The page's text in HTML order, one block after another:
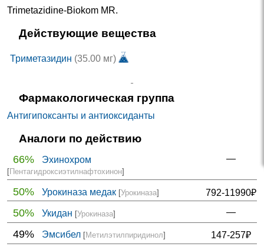
Trimetazidine-Biokom MR.
Действующие вещества
Триметазидин (35.00 мг)
Фармакологическая группа
Антигипоксанты и антиоксиданты
Аналоги по действию
66% —
Эхинохром
[Пентагидроксиэтилнафтохинон]
50% 792-11990₽
Урокиназа медак [Урокиназа]
50% —
Укидан [Урокиназа]
49% 147-257₽
Эмсибел [Метилэтилпиридинол]